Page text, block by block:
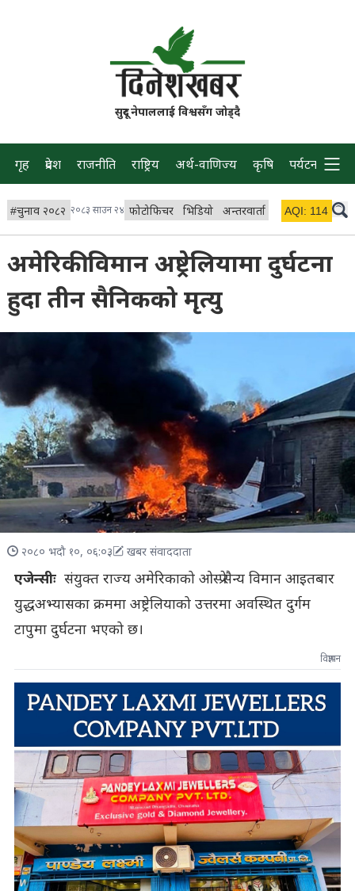
सुदूर नेपाललाई विश्वसँग जोड्दै
गृह प्रदेश राजनीति राष्ट्रिय अर्थ-वाणिज्य कृषि पर्यटन प्रवास
#चुनाव २०८२ २०८३ साउन २४ फोटोफिचर भिडियो अन्तरवार्ता विचार/ब्लग
AQI: 114
अमेरिकी विमान अष्ट्रेलियामा दुर्घटना
हुदा तीन सैनिकको मृत्यु
२०८० भदौ १०, ०६:०३ खबर संवाददाता
एजेन्सीः संयुक्त राज्य अमेरिकाको ओस्प्रे सैन्य विमान आइतबार
युद्धअभ्यासका क्रममा अष्ट्रेलियाको उत्तरमा अवस्थित दुर्गम
टापुमा दुर्घटना भएको छ।
विज्ञापन